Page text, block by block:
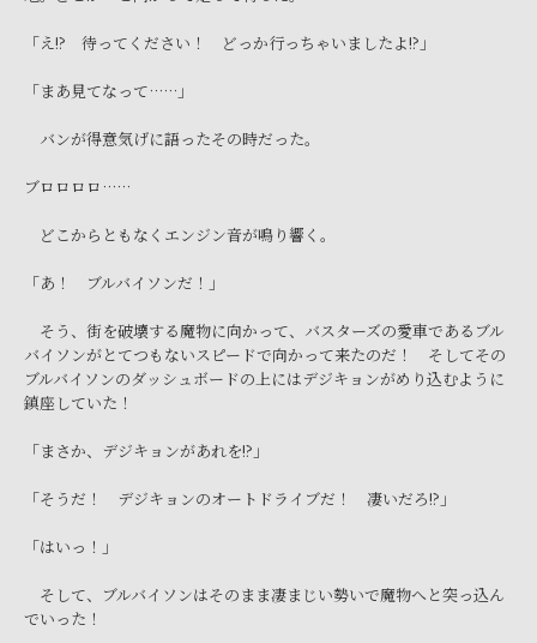
「え!? 待ってください！ どっか行っちゃいましたよ!?」
「まあ見てなって……」
バンが得意気げに語ったその時だった。
ブロロロロ……
どこからともなくエンジン音が鳴り響く。
「あ！ ブルバイソンだ！」
そう、街を破壊する魔物に向かって、バスターズの愛車であるブル
バイソンがとてつもないスピードで向かって来たのだ！ そしてその
ブルバイソンのダッシュボードの上にはデジキョンがめり込むように
鎮座していた！
「まさか、デジキョンがあれを!?」
「そうだ！ デジキョンのオートドライブだ！ 凄いだろ!?」
「はいっ！」
そして、ブルバイソンはそのまま凄まじい勢いで魔物へと突っ込ん
でいった！